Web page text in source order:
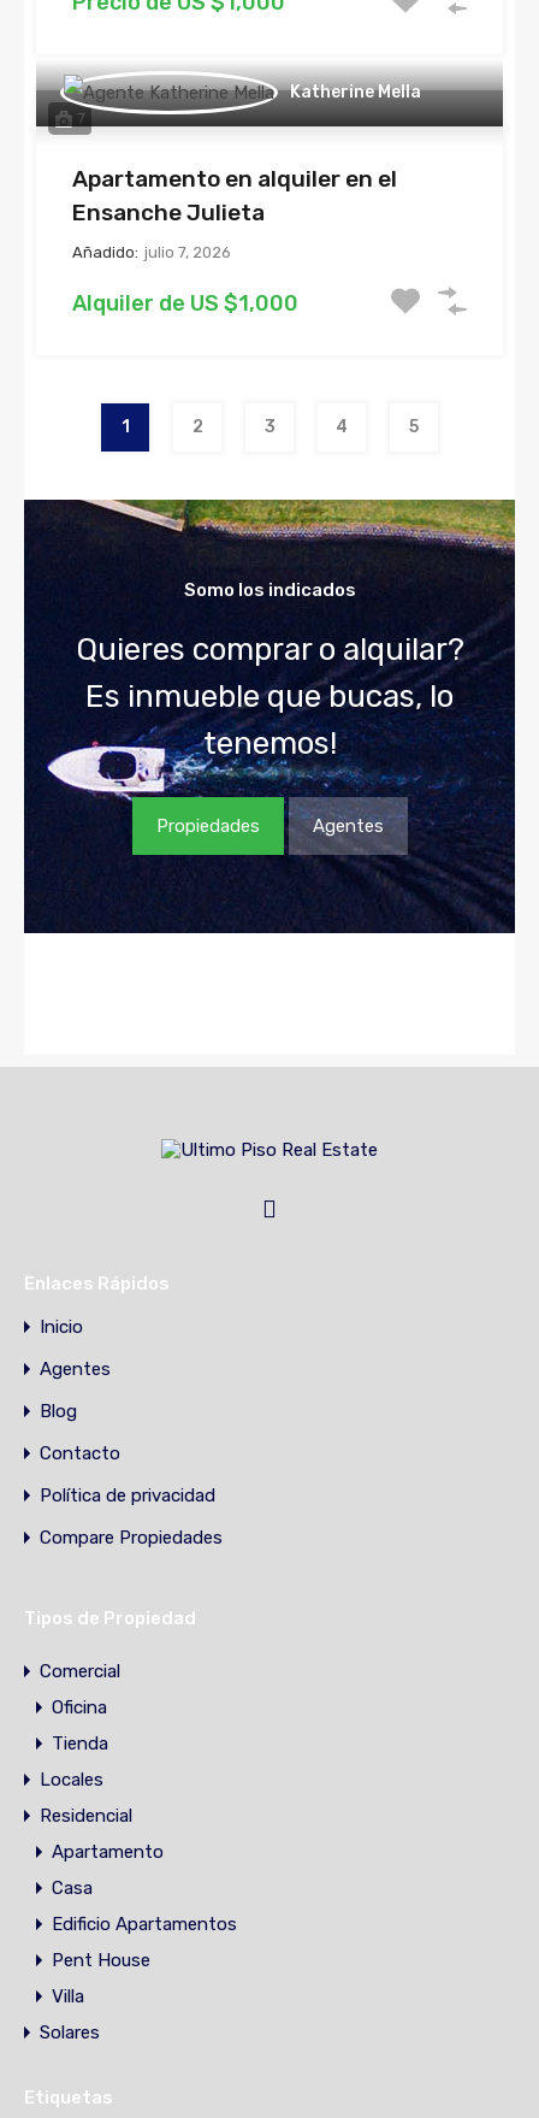
7
Katherine Mella
Apartamento en alquiler en el
Ensanche Julieta
Añadido: julio 7, 2026
Alquiler de US $1,000
1 2 3 4 5
Somo los indicados
Quieres comprar o alquilar?
Es inmueble que bucas, lo
tenemos!
Propiedades Agentes
Enlaces Rápidos
Inicio
Agentes
Blog
Contacto
Política de privacidad
Compare Propiedades
Tipos de Propiedad
Comercial
Oficina
Tienda
Locales
Residencial
Apartamento
Casa
Edificio Apartamentos
Pent House
Villa
Solares
Etiquetas